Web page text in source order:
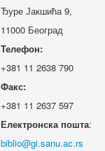
Ђуре Јакшића 9,
11000 Београд
Телефон:
+381 11 2638 790
Факс:
+381 11 2637 597
Електронска пошта: